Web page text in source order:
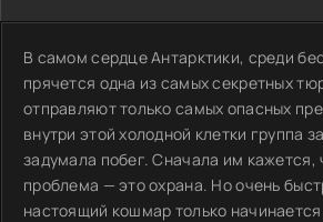
В самом сердце Антарктики, среди
прячется одна из самых секретных
отправляют только самых опасных
внутри этой холодной клетки группа
задумала побег. Сначала им кажется,
проблема — это охрана. Но очень
настоящий кошмар только